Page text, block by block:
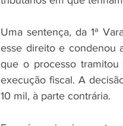
Uma sentença, da 1ª
esse direito e condenou
que o processo
execução fiscal. A
10 mil, à parte contrária.